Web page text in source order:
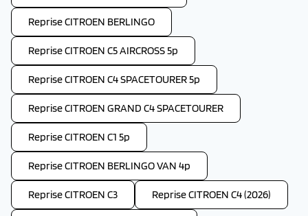
Reprise CITROEN BERLINGO
Reprise CITROEN C5 AIRCROSS 5p
Reprise CITROEN C4 SPACETOURER 5p
Reprise CITROEN GRAND C4 SPACETOURER
Reprise CITROEN C1 5p
Reprise CITROEN BERLINGO VAN 4p
Reprise CITROEN C3 Reprise CITROEN C4 (2026)